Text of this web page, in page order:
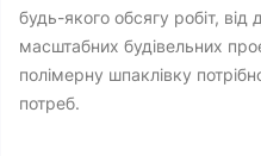
будь-якого обсягу робіт, від
масштабних будівельних
полімерну шпаклівку
потреб.